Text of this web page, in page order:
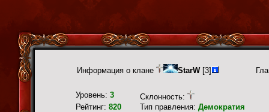
Информация о клане StarW[3]
Уровень: 3
Склонность:
Рейтинг: 820 Тип правления: Демократия